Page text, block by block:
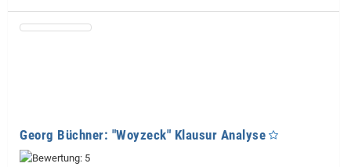
Georg Büchner: "Woyzeck" Klausur Analyse